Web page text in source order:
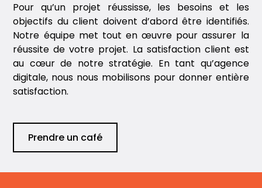
Pour qu’un projet réussisse, les besoins et les
objectifs du client doivent d’abord être identifiés.
Notre équipe met tout en œuvre pour assurer la
réussite de votre projet. La satisfaction client est
au cœur de notre stratégie. En tant qu’agence
digitale, nous nous mobilisons pour donner entière
satisfaction.
Prendre un café